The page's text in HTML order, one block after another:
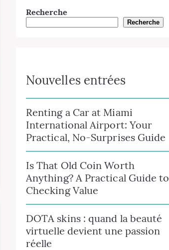
Recherche
Recherche
Nouvelles entrées
Renting a Car at Miami
International Airport: Your
Practical, No-Surprises Guide
Is That Old Coin Worth
Anything? A Practical Guide to
Checking Value
DOTA skins : quand la beauté
virtuelle devient une passion
réelle